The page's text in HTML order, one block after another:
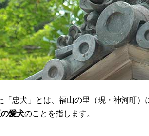
「忠犬」とは、福山の里（現・神河町）
愛犬のことを指します。